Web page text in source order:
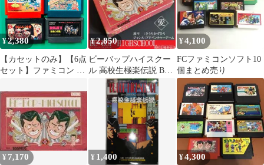
¥2,380
【カセットのみ】【6点
セット】ファミコン 忍
ー・バップ・ハイスク
ール 高校生極楽伝説 花
のスター街道 スーパー
チャイニーズ2 キョン
シーズ2 聖飢魔II 悪魔
の逆襲！ FC
¥2,850
ビーバップハイスクー
ル 高校生極楽伝説 BE-
BOP-HIGHSCHOOL FC
¥4,100
FCファミコンソフト10
個まとめ売り
¥ 7,170 ¥ 1,400 ¥4,300